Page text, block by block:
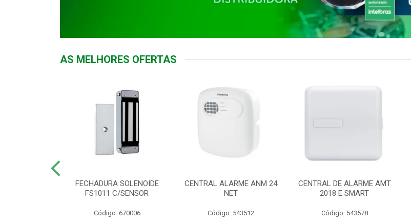
AS MELHORES OFERTAS
FECHADURA SOLENOIDE
FS1011 C/SENSOR
Código: 670006
CENTRAL ALARME ANM 24
NET
Código: 543512
CENTRAL DE ALARME AMT
2018 E SMART
Código: 543578